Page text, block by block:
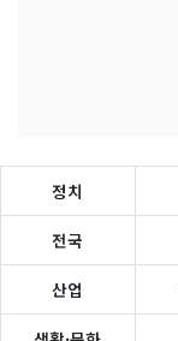
정치
전국
산업